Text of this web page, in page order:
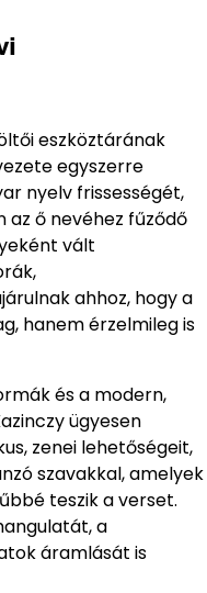
eszköztárának
egyszerre
nyelv frissességét,
ő nevéhez fűződő
vált
ahhoz, hogy a
hanem érzelmileg is
és a modern,
ügyesen
zenei lehetőségeit,
szavakkal, amelyek
teszik a verset.
a
áramlását is